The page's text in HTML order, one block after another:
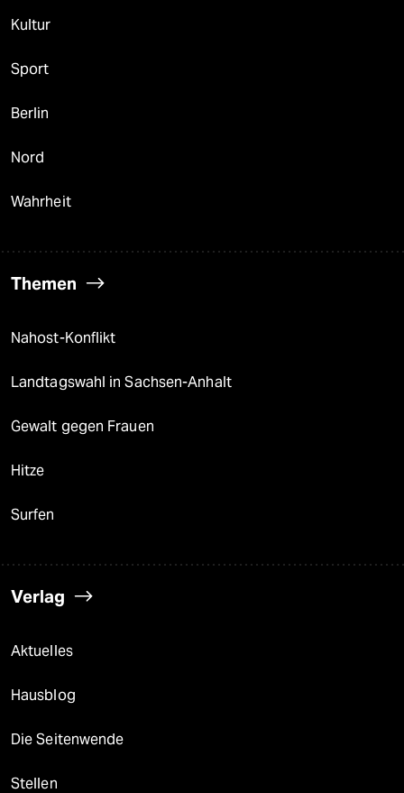
Kultur
Sport
Berlin
Nord
Wahrheit
Themen
Nahost-Konflikt
Landtagswahl in Sachsen-Anhalt
Gewalt gegen Frauen
Hitze
Surfen
Verlag
Aktuelles
Hausblog
Die Seitenwende
Stellen